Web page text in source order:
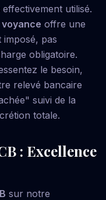
utilisé.
voyance offre une
imposé, pas
obligatoire.
le besoin,
relevé bancaire
suivi de la
totale.
: Excellence
sur notre